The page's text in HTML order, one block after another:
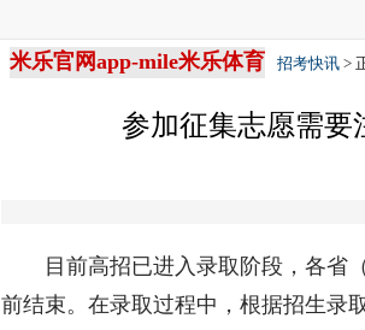
米乐官网app-mile米乐体育 招考快讯 >
参加征集志愿需要
目前高招已进入录取阶段，各省（
前结束。在录取过程中，根据招生录